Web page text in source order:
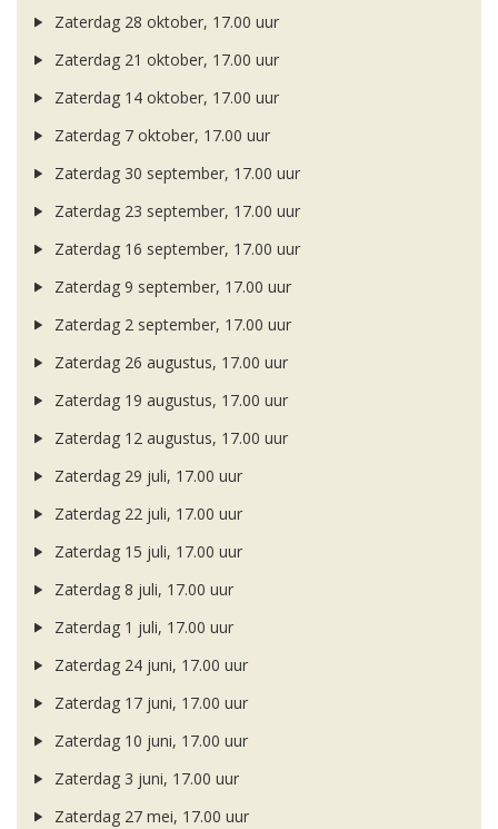
Zaterdag 28 oktober, 17.00 uur
Zaterdag 21 oktober, 17.00 uur
Zaterdag 14 oktober, 17.00 uur
Zaterdag 7 oktober, 17.00 uur
Zaterdag 30 september, 17.00 uur
Zaterdag 23 september, 17.00 uur
Zaterdag 16 september, 17.00 uur
Zaterdag 9 september, 17.00 uur
Zaterdag 2 september, 17.00 uur
Zaterdag 26 augustus, 17.00 uur
Zaterdag 19 augustus, 17.00 uur
Zaterdag 12 augustus, 17.00 uur
Zaterdag 29 juli, 17.00 uur
Zaterdag 22 juli, 17.00 uur
Zaterdag 15 juli, 17.00 uur
Zaterdag 8 juli, 17.00 uur
Zaterdag 1 juli, 17.00 uur
Zaterdag 24 juni, 17.00 uur
Zaterdag 17 juni, 17.00 uur
Zaterdag 10 juni, 17.00 uur
Zaterdag 3 juni, 17.00 uur
Zaterdag 27 mei, 17.00 uur